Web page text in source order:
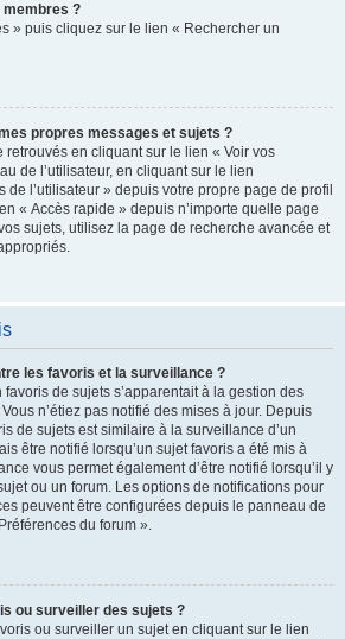
?
» puis cliquez sur le lien « Rechercher un
propres messages et sujets ?
retrouvés en cliquant sur le lien « Voir vos
de l’utilisateur, en cliquant sur le lien
de l’utilisateur » depuis votre propre page de profil
« Accès rapide » depuis n’importe quelle page
sujets, utilisez la page de recherche avancée et
les favoris et la surveillance ?
de sujets s’apparentait à la gestion des
n’étiez pas notifié des mises à jour. Depuis
de sujets est similaire à la surveillance d’un
être notifié lorsqu’un sujet favoris a été mis à
vous permet également d’être notifié lorsqu’il y
ou un forum. Les options de notifications pour
peuvent être configurées depuis le panneau de
du forum ».
ou surveiller des sujets ?
ou surveiller un sujet en cliquant sur le lien